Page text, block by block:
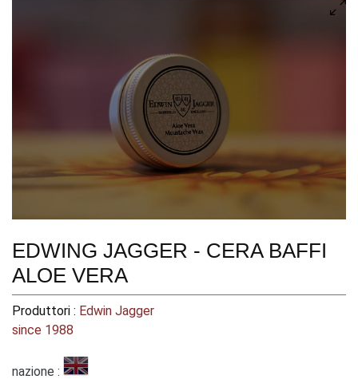
EDWING JAGGER - CERA BAFFI
ALOE VERA
Produttori : Edwin Jagger
since 1988
nazione :